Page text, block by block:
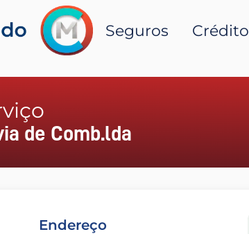
Seguros Crédito
de Comb.lda
Endereço